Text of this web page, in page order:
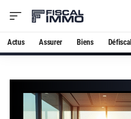
Actus Assurer Biens